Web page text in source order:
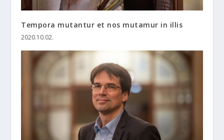
Tempora mutantur et nos mutamur in illis
2020.10.02.